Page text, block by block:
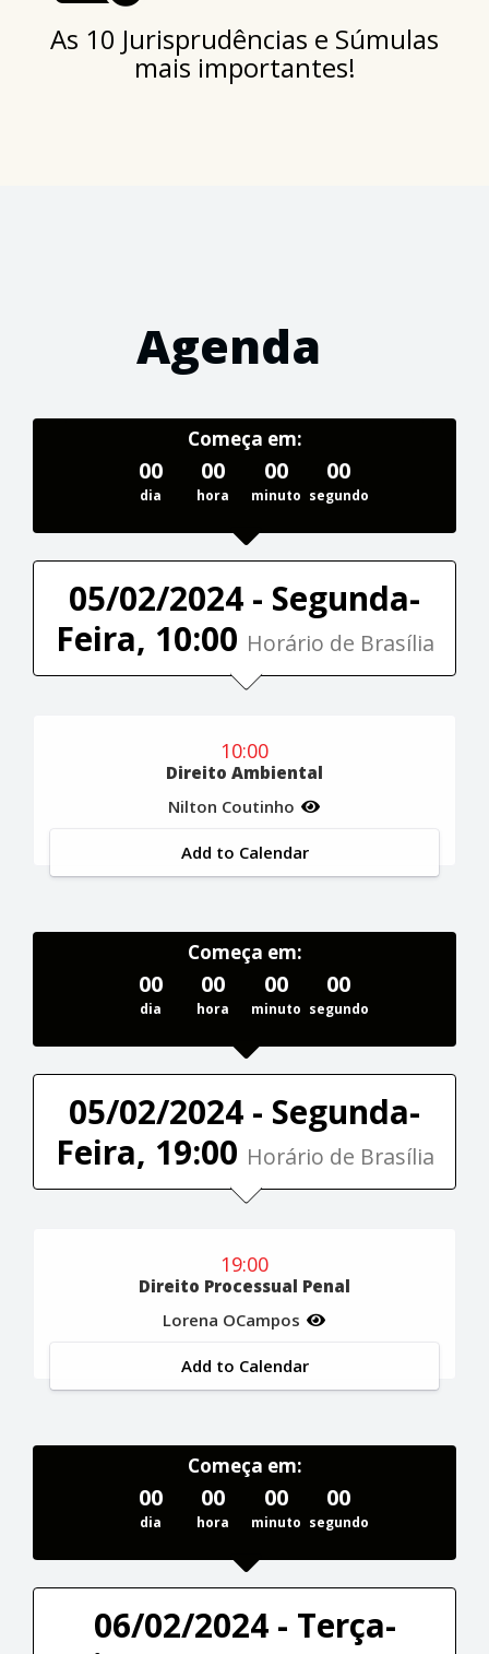
As 10 Jurisprudências e Súmulas
mais importantes!
Agenda
Começa em:
00
dia
00
hora
00
minuto
00
segundo
05/02/2024 - Segunda-
Feira, 10:00 Horário de Brasília
10:00
Direito Ambiental
Nilton Coutinho
Add to Calendar
Começa em:
00
dia
00
hora
00
minuto
00
segundo
05/02/2024 - Segunda-
Feira, 19:00 Horário de Brasília
19:00
Direito Processual Penal
Lorena OCampos
Add to Calendar
Começa em:
00
dia
00
hora
00
minuto
00
segundo
06/02/2024 - Terça-